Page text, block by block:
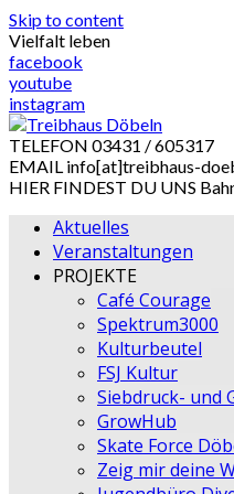
Skip to content
Vielfalt leben
facebook
youtube
instagram
TELEFON 03431 / 605317
EMAIL info[at]treibhaus-
HIER FINDEST DU UNS
Aktuelles
Veranstaltungen
PROJEKTE
Café Courage
Spektrum3000
Kulturbeutel
FSJ Kultur
Siebdruck- und
GrowHub
Skate Force
Zeig mir deine